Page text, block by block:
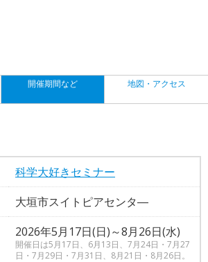
開催期間など 地図・アクセス
科学大好きセミナー
大垣市スイトピアセンタ―
2026年5月17日(日)～8月26日(水)
開催日は5月17日、6月13日、7月24日・7月27
日・7月29日・7月31日、8月21日・8月26日。